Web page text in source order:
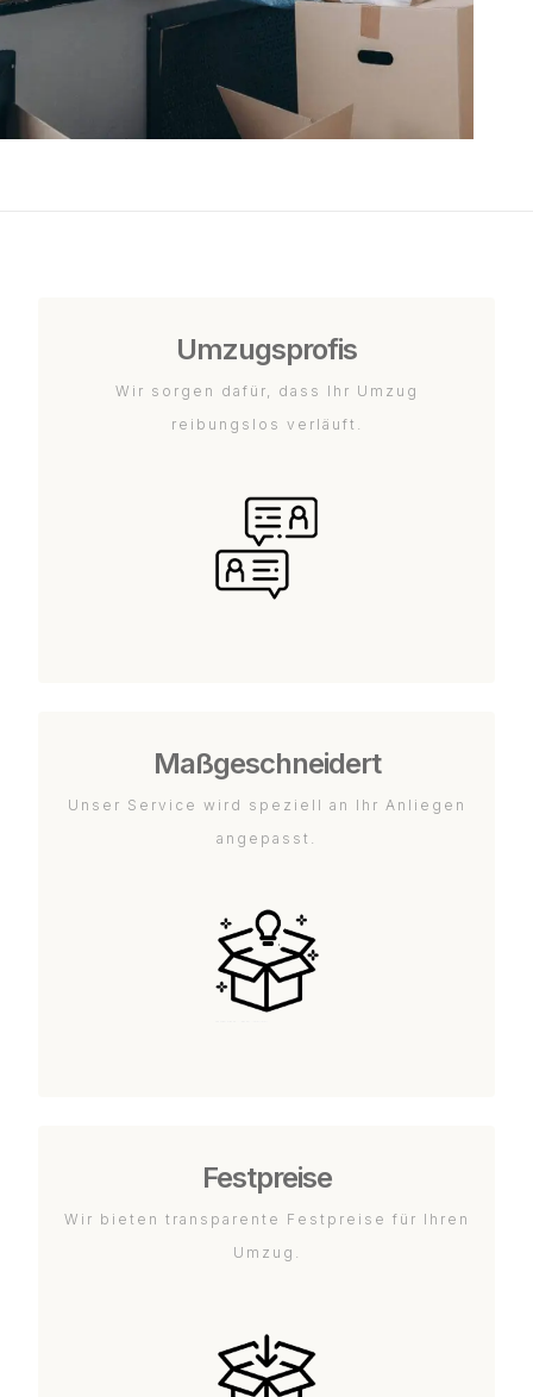
Umzugsprofis
Wir sorgen dafür, dass Ihr Umzug
reibungslos verläuft.
Maßgeschneidert
Unser Service wird speziell an Ihr Anliegen
angepasst.
Festpreise
Wir bieten transparente Festpreise für Ihren
Umzug.